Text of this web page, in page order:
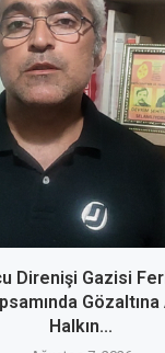
Direnişi Gazisi
Gözaltına
Halkın...